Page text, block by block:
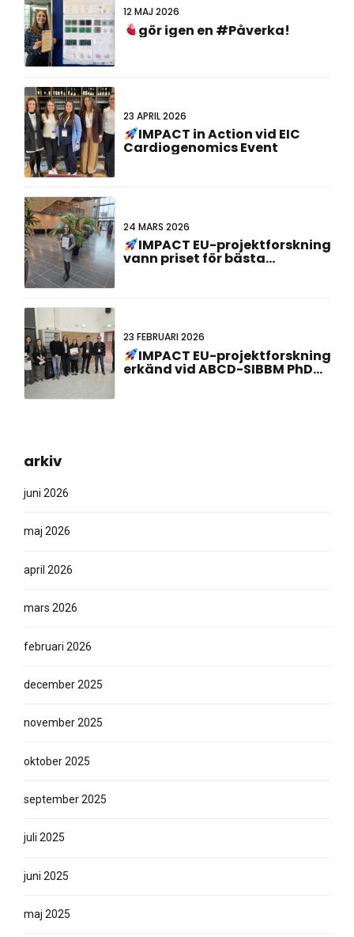
12 MAJ 2026
gör igen en #Påverka!
23 APRIL 2026
IMPACT in Action vid EIC
Cardiogenomics Event
24 MARS 2026
IMPACT EU-projektforskning
vann priset för bästa
23 FEBRUARI 2026
IMPACT EU-projektforskning
erkänd vid ABCD-SIBBM PhD
arkiv
juni 2026
maj 2026
april 2026
mars 2026
februari 2026
december 2025
november 2025
oktober 2025
september 2025
juli 2025
juni 2025
maj 2025